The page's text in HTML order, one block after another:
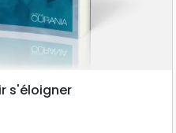
s'éloigner